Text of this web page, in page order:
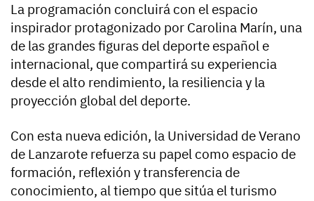
La programación concluirá con el espacio
inspirador protagonizado por Carolina Marín, una
de las grandes figuras del deporte español e
internacional, que compartirá su experiencia
desde el alto rendimiento, la resiliencia y la
proyección global del deporte.
Con esta nueva edición, la Universidad de Verano
de Lanzarote refuerza su papel como espacio de
formación, reflexión y transferencia de
conocimiento, al tiempo que sitúa el turismo